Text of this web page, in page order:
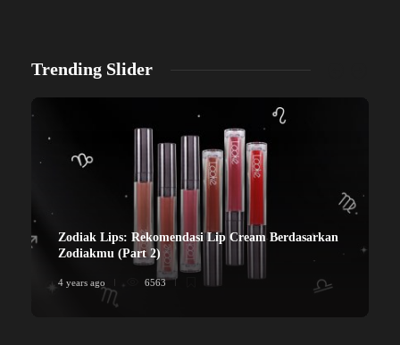
Trending Slider
Zodiak Lips: Rekomendasi Lip Cream Berdasarkan
Zodiakmu (Part 2)
4 years ago 6563